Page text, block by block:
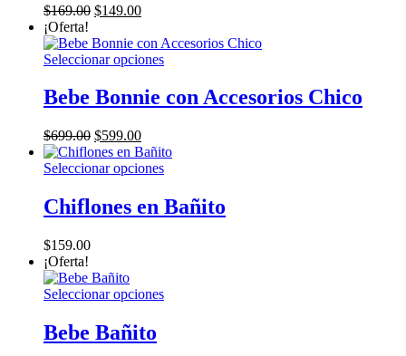
$169.00 El
original
era:
$149.00El
actual
es:
¡Oferta!
Seleccionar opcionesEste
tiene
múltiples
opciones
se
elegir
en
Bebe Bonnie con Accesorios Chico
$699.00 El
precio
original
$599.00El
precio
actual
$599.00.
Seleccionar opcionesEste
tiene
múltiples
pueden
Chiflones en Bañito
$159.00
¡Oferta!
Seleccionar opcionesEste
Bebe Bañito